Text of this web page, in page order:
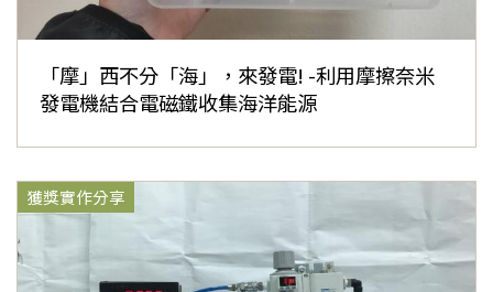
「摩」西不分「海」，來發電! -利用摩擦奈米
發電機結合電磁鐵收集海洋能源
獲獎實作分享